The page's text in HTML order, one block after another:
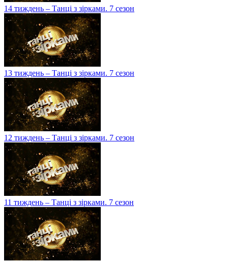
14 тиждень – Танці з зірками. 7 сезон
13 тиждень – Танці з зірками. 7 сезон
12 тиждень – Танці з зірками. 7 сезон
11 тиждень – Танці з зірками. 7 сезон